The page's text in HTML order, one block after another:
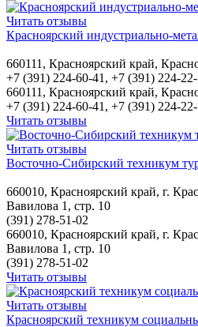
Читать отзывы
Красноярский индустриально-
660111, Красноярский край,
+7 (391) 224-60-41, +7 (391) 224-
660111, Красноярский край,
+7 (391) 224-60-41, +7 (391) 224-
Читать отзывы
Читать отзывы
Восточно-Сибирский техникум
660010, Красноярский край, г.
Вавилова 1, стр. 10
(391) 278-51-02
660010, Красноярский край, г.
Вавилова 1, стр. 10
(391) 278-51-02
Читать отзывы
Читать отзывы
Красноярский техникум